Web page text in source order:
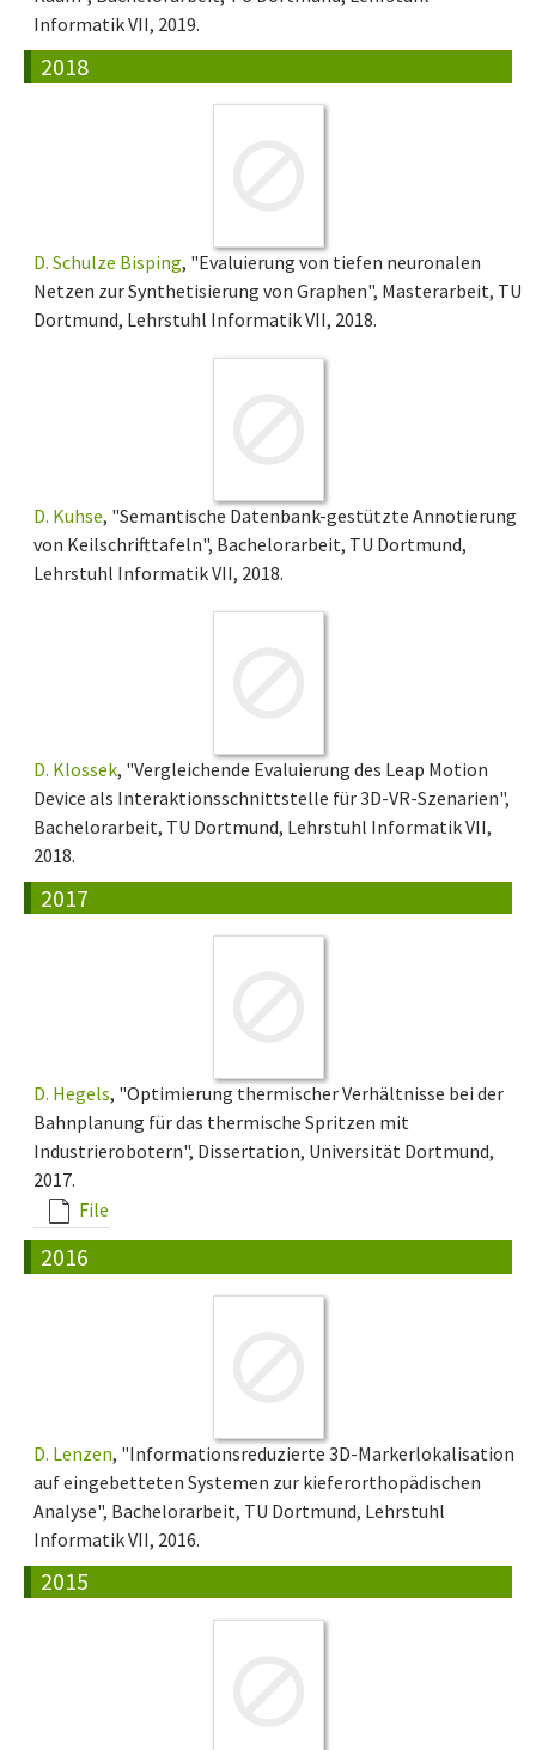
Informatik VII, 2019.
2018
D. Schulze Bisping, "Evaluierung von tiefen neuronalen
Netzen zur Synthetisierung von Graphen", Masterarbeit, TU
Dortmund, Lehrstuhl Informatik VII, 2018.
D. Kuhse, "Semantische Datenbank-gestützte Annotierung
von Keilschrifttafeln", Bachelorarbeit, TU Dortmund,
Lehrstuhl Informatik VII, 2018.
D. Klossek, "Vergleichende Evaluierung des Leap Motion
Device als Interaktionsschnittstelle für 3D-VR-Szenarien",
Bachelorarbeit, TU Dortmund, Lehrstuhl Informatik VII,
2018.
2017
D. Hegels, "Optimierung thermischer Verhältnisse bei der
Bahnplanung für das thermische Spritzen mit
Industrierobotern", Dissertation, Universität Dortmund,
2017.
File
2016
D. Lenzen, "Informationsreduzierte 3D-Markerlokalisation
auf eingebetteten Systemen zur kieferorthopädischen
Analyse", Bachelorarbeit, TU Dortmund, Lehrstuhl
Informatik VII, 2016.
2015